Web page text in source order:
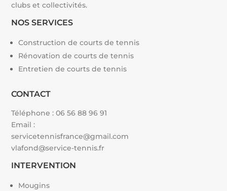
clubs et collectivités.
NOS SERVICES
Construction de courts de tennis
Rénovation de courts de tennis
Entretien de courts de tennis
CONTACT
Téléphone :06 56 88 96 91
Email :
servicetennisfrance@gmail.com
vlafond@service-tennis.fr
INTERVENTION
Mougins